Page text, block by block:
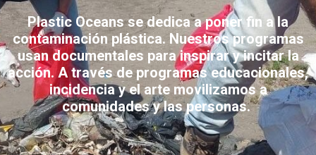
Plastic Oceans se dedica a poner fin a la
contaminación plástica. Nuestros programas
usan documentales para inspirar y incitar la
acción. A través de programas educacionales,
incidencia y el arte movilizamos a
comunidades y las personas.